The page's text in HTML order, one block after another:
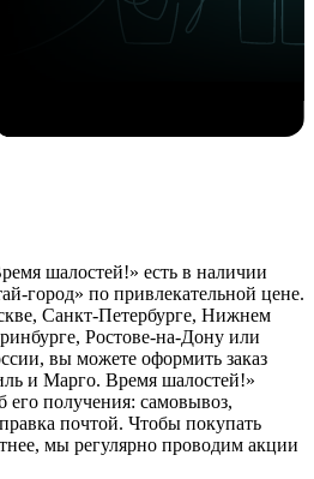
шалостей!» есть в наличии
город» по привлекательной цене.
Санкт-Петербурге, Нижнем
Ростове-на-Дону или
вы можете оформить заказ
и Марго. Время шалостей!»
его получения: самовывоз,
почтой. Чтобы покупать
мы регулярно проводим акции